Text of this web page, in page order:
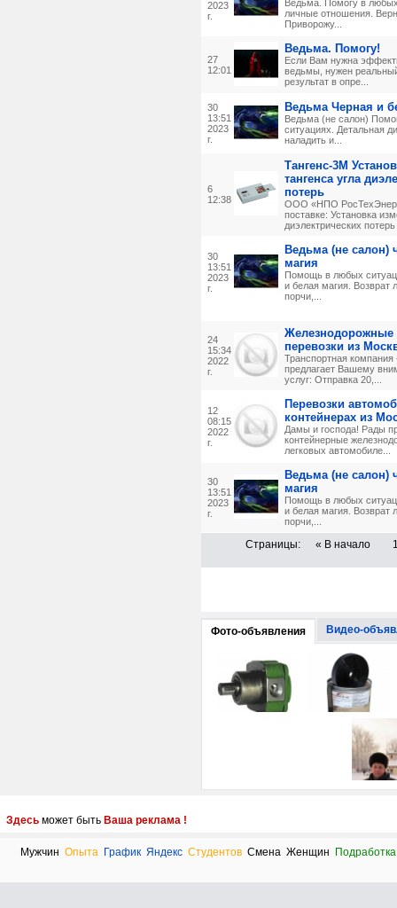
2023
г.
Ведьма. Помогу в
личные отношения.
Приворожу...
27
12:01
Ведьма. Помогу!
Если Вам нужна
ведьмы, нужен
результат в опре...
30
13:51
2023
г.
Ведьма Черная и
Ведьма (не салон)
ситуациях. Детальная
наладить и...
6
12:38
Тангенс-3М
тангенса угла
потерь
ООО «НПО
поставке: Установка
диэлектрических
30
13:51
2023
г.
Ведьма (не салон)
магия
Помощь в любых
и белая магия. Возврат
порчи,...
24
15:34
2022
г.
Железнодорожные
перевозки из
Транспортная
предлагает Вашему
услуг: Отправка 20,...
12
08:15
2022
г.
Перевозки
контейнерах из
Дамы и господа! Рады
контейнерные
легковых автомобиле...
30
13:51
2023
г.
Ведьма (не салон)
магия
Помощь в любых
и белая магия. Возврат
порчи,...
Страницы: « В начало
Фото-объявления Видео-
Здесь может быть Ваша реклама !
Мужчин Опыта График Яндекс Студентов Смена Женщин Подработка